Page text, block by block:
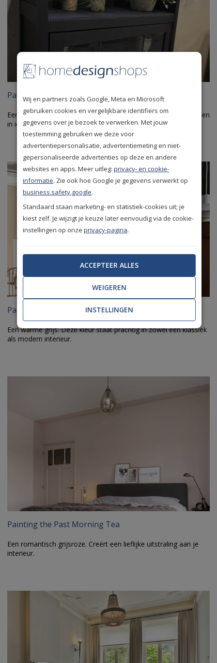
Painting the Past Soft Black
Een verwassen zwarte kleur. Bijzonder eenvoudig te combineren
in ieder interieur.
Painting the Past Persian Grey
Een warme grijs. Deze kleur staat prachtig in zowel een klassiek
als modern interieur.
Painting the Past Morning Tea
Een romantisch grijsroze. Creërt een lieflijke uitstraling aan je
interieur.
Wij en partners zoals Google, Meta en Microsoft
gebruiken cookies en vergelijkbare identifiers om
gegevens over je bezoek te verwerken. Met jouw
toestemming gebruiken we deze voor
advertentiepersonalisatie, advertentiemeting en niet-
gepersonaliseerde advertenties op deze en andere
websites en apps. Meer uitleg:privacy- en cookie-
informatie. Zie ook hoe Google je gegevens verwerkt op
business.safety.google.
Standaard staan marketing- en statistiek-cookies uit; je
kiest zelf. Je wijzigt je keuze later eenvoudig via de cookie-
instellingen op onzeprivacy-pagina.
ACCEPTEER ALLES
WEIGEREN
INSTELLINGEN